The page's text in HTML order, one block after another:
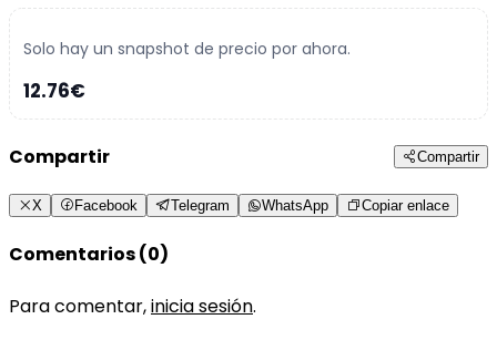
Solo hay un snapshot de precio por ahora.
12.76€
Compartir Compartir
X Facebook Telegram WhatsApp Copiar enlace
Comentarios (0)
Para comentar,inicia sesión.